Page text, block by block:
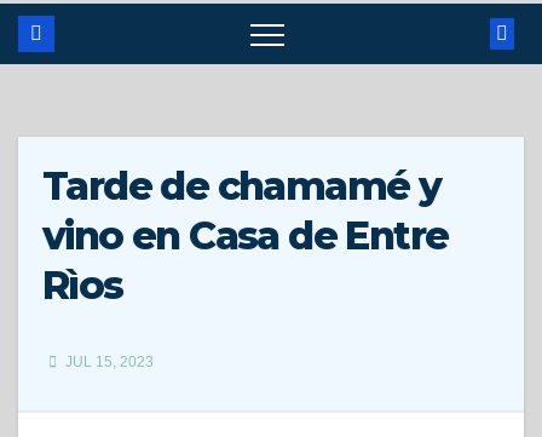
Tarde de chamamé y
vino en Casa de Entre
Rìos
JUL 15, 2023